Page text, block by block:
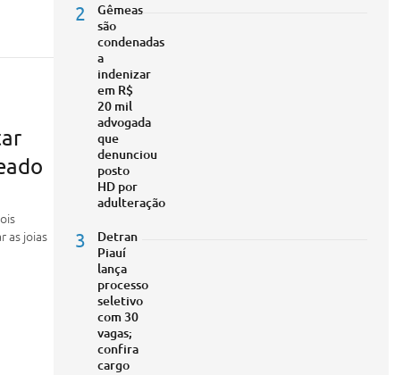
as joias
2
Gêmeas
são
condenadas
a
indenizar
em R$
20 mil
advogada
que
denunciou
posto
HD por
adulteração
3
Detran
Piauí
lança
processo
seletivo
com 30
vagas;
confira
cargo